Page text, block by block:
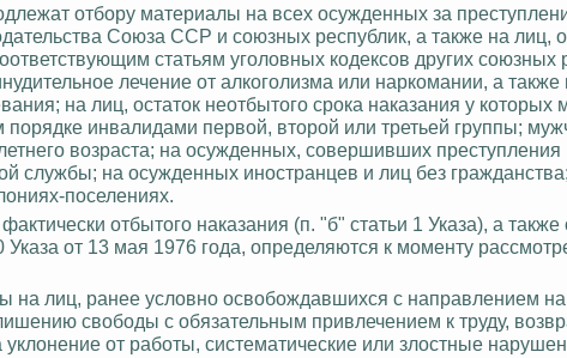
отбору материалы на всех осужденных за
Союза ССР и союзных республик, а также на лиц,
статьям уголовных кодексов других союзных
лечение от алкоголизма или наркомании, а
на лиц, остаток неотбытого срока наказания у которых
инвалидами первой, второй или третьей группы;
возраста; на осужденных, совершивших преступления
службы; на осужденных иностранцев и лиц без
поселениях.
отбытого наказания (п. "б" статьи 1 Указа), а также
от 13 мая 1976 года, определяются к моменту
на лиц, ранее условно освобождавшихся с направлением
свободы с обязательным привлечением к труду,
от работы, систематические или злостные